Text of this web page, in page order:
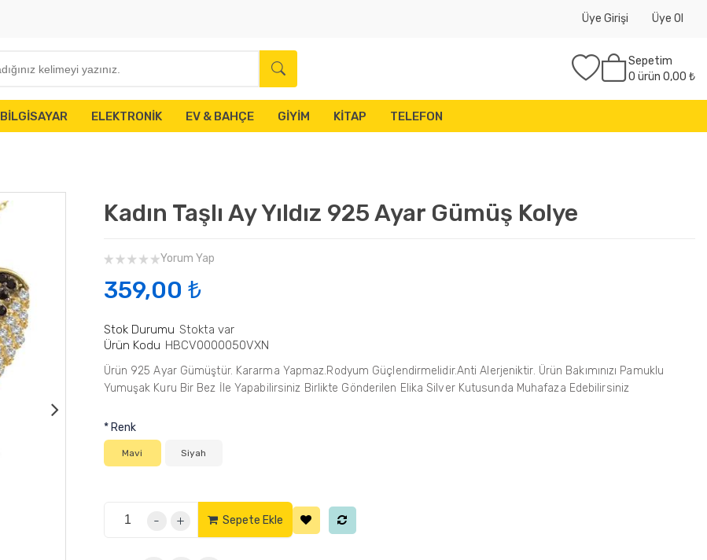
Üye Girişi Üye Ol
Sepetim
0 ürün 0,00 ₺
BILGISAYAR ELEKTRONIK EV & BAHÇE GIYIM KITAP TELEFON
Kadın Taşlı Ay Yıldız 925 Ayar Gümüş Kolye
Yorum Yap
359,00 ₺
Ürün Kodu HBCV0000050VXN
Stok Durumu Stokta var
Ürün 925 Ayar Gümüştür. Kararma Yapmaz.Rodyum Güçlendirmelidir.Anti Alerjeniktir. Ürün Bakımınızı Pamuklu
Yumuşak Kuru Bir Bez İle Yapabilirsiniz Birlikte Gönderilen Elika Silver Kutusunda Muhafaza Edebilirsiniz
*Renk
Mavi Siyah
- + Sepete Ekle